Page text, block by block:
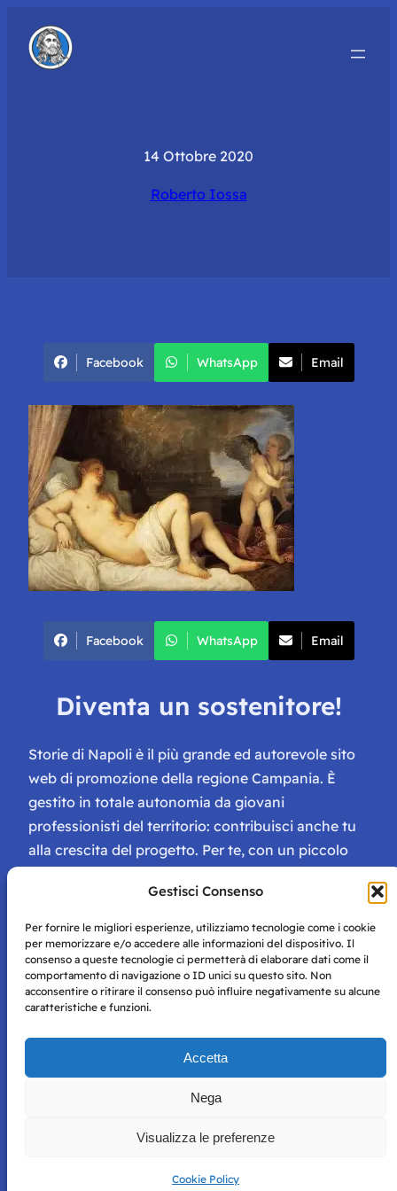
Gestisci Consenso
Per fornire le migliori esperienze, utilizziamo tecnologie come i cookie
per memorizzare e/o accedere alle informazioni del dispositivo. Il
consenso a queste tecnologie ci permetterà di elaborare dati come il
comportamento di navigazione o ID unici su questo sito. Non
acconsentire o ritirare il consenso può influire negativamente su alcune
caratteristiche e funzioni.
Accetta
Nega
Visualizza le preferenze
Cookie Policy
14 Ottobre 2020
Roberto Iossa
Facebook WhatsApp Email
Facebook WhatsApp Email
Diventa un sostenitore!
Storie di Napoli è il più grande ed autorevole sito
web di promozione della regione Campania. È
gestito in totale autonomia da giovani
professionisti del territorio: contribuisci anche tu
alla crescita del progetto. Per te, con un piccolo
tessera di Storie Campane, libri e magazine gratis
e inviti ad eventi esclusivi!
Storie di Napoli è una testata registrata presso il tribunale di
per mero scopo didattico e informativo.
perseguito secondo i termini di legge. Si nega l’utilizzo delle